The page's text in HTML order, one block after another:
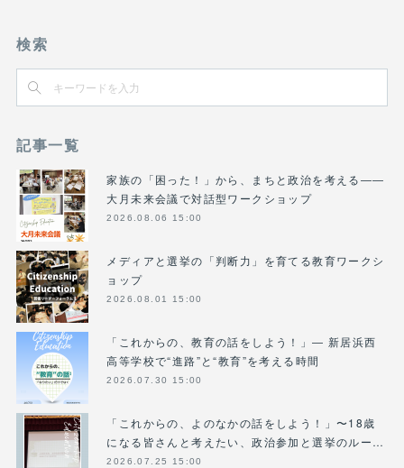
検索
記事一覧
家族の「困った！」から、まちと政治を考える――
大月未来会議で対話型ワークショップ
2026.08.06 15:00
メディアと選挙の「判断力」を育てる教育ワークシ
ョップ
2026.08.01 15:00
「これからの、教育の話をしよう！」― 新居浜西
高等学校で“進路”と“教育”を考える時間
2026.07.30 15:00
「これからの、よのなかの話をしよう！」〜18歳
になる皆さんと考えたい、政治参加と選挙のルー…
2026.07.25 15:00